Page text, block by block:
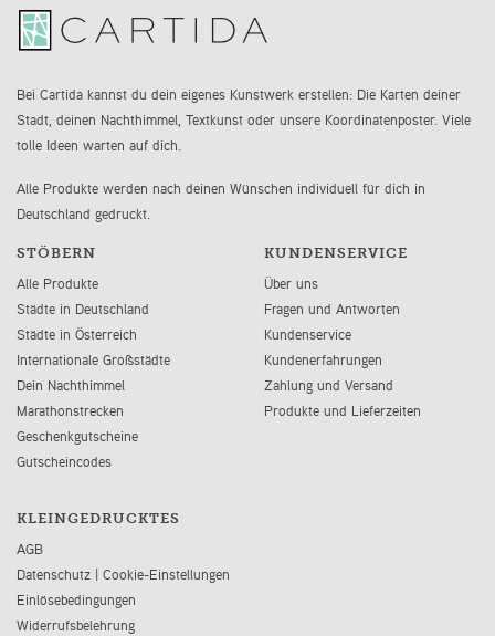
Bei Cartida kannst du dein eigenes Kunstwerk erstellen: Die Karten deiner
Stadt, deinen Nachthimmel, Textkunst oder unsere Koordinatenposter. Viele
tolle Ideen warten auf dich.
Alle Produkte werden nach deinen Wünschen individuell für dich in
Deutschland gedruckt.
STÖBERN
Alle Produkte
Städte in Deutschland
Städte in Österreich
Internationale Großstädte
Dein Nachthimmel
Marathonstrecken
Geschenkgutscheine
Gutscheincodes
KUNDENSERVICE
Über uns
Fragen und Antworten
Kundenservice
Kundenerfahrungen
Zahlung und Versand
Produkte und Lieferzeiten
KLEINGEDRUCKTES
AGB
Datenschutz | Cookie-Einstellungen
Einlösebedingungen
Widerrufsbelehrung